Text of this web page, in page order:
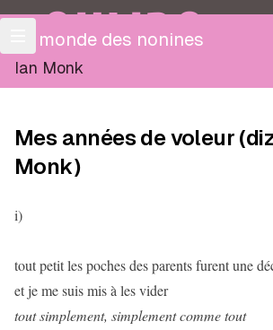
OULIPO
Le monde des nonines
Ian Monk
Mes années de voleur
Monk)
i)
tout petit les poches des parents furent une
et je me suis mis à les vider
tout simplement, simplement comme tout